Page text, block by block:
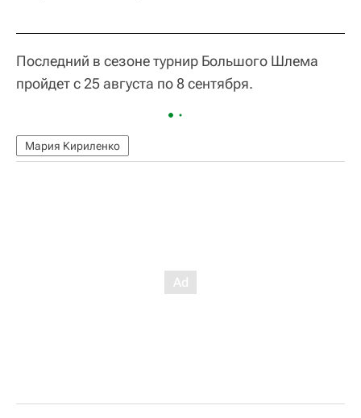
Последний в сезоне турнир Большого Шлема
пройдет с 25 августа по 8 сентября.
Мария Кириленко